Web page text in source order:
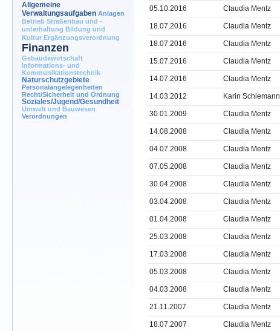
Allgemeine
Verwaltungsaufgaben Anlagen
Betrieb Straßenbau und -
unterhaltung Bildung und
Kultur Ergänzungsverordnung
Finanzen
Gebäudewirtschaft
Informations- und
Kommunikationstechnik
Naturschutzgebiete
Personalangelegenheiten
Recht/Sicherheit und Ordnung
Soziales/Jugend/Gesundheit
Umwelt und Bauwesen
Verordnungen
05.10.2016 Claudia Mentz
18.07.2016 Claudia Mentz
18.07.2016 Claudia Mentz
15.07.2016 Claudia Mentz
14.07.2016 Claudia Mentz
14.03.2012 Karin Schiemann
30.01.2009 Claudia Mentz
14.08.2008 Claudia Mentz
04.07.2008 Claudia Mentz
07.05.2008 Claudia Mentz
30.04.2008 Claudia Mentz
03.04.2008 Claudia Mentz
01.04.2008 Claudia Mentz
25.03.2008 Claudia Mentz
17.03.2008 Claudia Mentz
05.03.2008 Claudia Mentz
04.03.2008 Claudia Mentz
21.11.2007 Claudia Mentz
18.07.2007 Claudia Mentz